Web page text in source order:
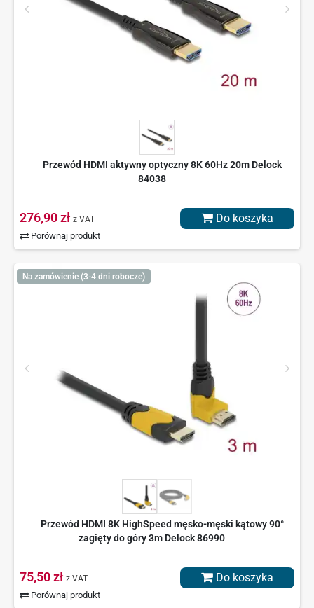
Przewód HDMI aktywny optyczny 8K 60Hz 20m Delock
84038
276,90 zł z VAT
Porównaj produkt
Do koszyka
Na zamówienie (3-4 dni robocze)
Przewód HDMI 8K HighSpeed męsko-męski kątowy 90°
zagięty do góry 3m Delock 86990
75,50 zł z VAT
Porównaj produkt
Do koszyka